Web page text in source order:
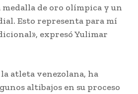
medalla de oro olímpica y un
Esto representa para mí
expresó Yulimar
atleta venezolana, ha
altibajos en su proceso